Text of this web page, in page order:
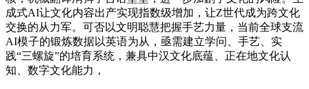
成式AI让文化内容出产实现指数级增加，让Z世代成为跨文化
交换的从力军。可否以文明聪慧把握手艺力量，当前全球支流
AI模子的锻炼数据以英语为从，亟需建立学问、手艺、实
践“三螺旋”的培育系统，兼具中汉文化底蕴、正在地文化认
知、数字文化能力，